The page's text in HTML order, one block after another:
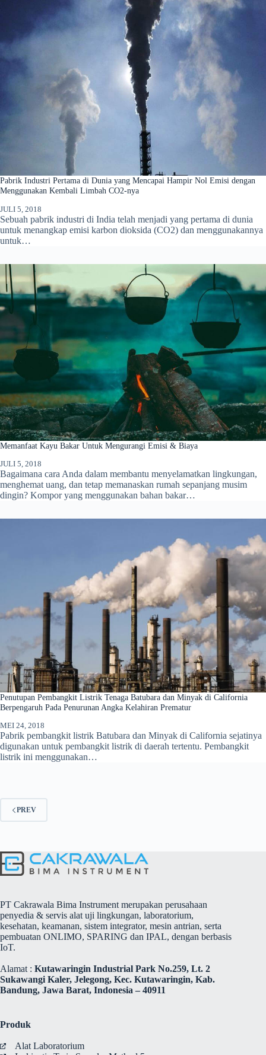
Pabrik Industri Pertama di Dunia yang Mencapai Hampir Nol Emisi dengan
Menggunakan Kembali Limbah CO2-nya
JULI 5, 2018
Sebuah pabrik industri di India telah menjadi yang pertama di dunia
untuk menangkap emisi karbon dioksida (CO2) dan menggunakannya
untuk…
Memanfaat Kayu Bakar Untuk Mengurangi Emisi & Biaya
JULI 5, 2018
Bagaimana cara Anda dalam membantu menyelamatkan lingkungan,
menghemat uang, dan tetap memanaskan rumah sepanjang musim
dingin? Kompor yang menggunakan bahan bakar…
Penutupan Pembangkit Listrik Tenaga Batubara dan Minyak di California
Berpengaruh Pada Penurunan Angka Kelahiran Prematur
MEI 24, 2018
Pabrik pembangkit listrik Batubara dan Minyak di California sejatinya
digunakan untuk pembangkit listrik di daerah tertentu. Pembangkit
listrik ini menggunakan…
PREV
PT Cakrawala Bima Instrument merupakan perusahaan
penyedia & servis alat uji lingkungan, laboratorium,
kesehatan, keamanan, sistem integrator, mesin antrian, serta
pembuatan ONLIMO, SPARING dan IPAL, dengan berbasis
IoT.
Alamat : Kutawaringin Industrial Park No.259, Lt. 2
Sukawangi Kaler, Jelegong, Kec. Kutawaringin, Kab.
Bandung, Jawa Barat, Indonesia – 40911
Produk
Alat Laboratorium